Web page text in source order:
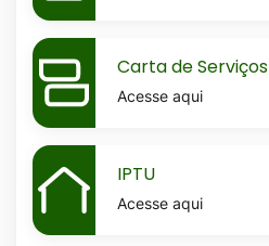
MaskCarta-
de-
servicos
Carta de Serviços
Acesse aqui
MaskIptuIPTU
Acesse aqui